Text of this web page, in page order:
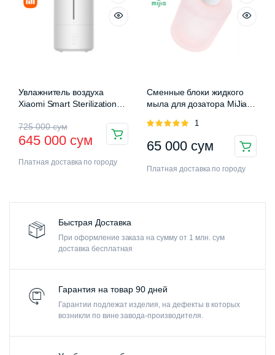
Быстрая Доставка
При оформление заказа на сумму от 1 млн. сум
доставка бесплатная
Гарантия на товар 90 дней
Гарантии подлежат изделия, на дефекты в которых
возникли по вине завода-производителя.
Увлажнитель воздуха
Xiaomi Smart Sterilization
725 000сум
645 000 сум
Платная доставка по городу
Сменные блоки жидкого
мыла для дозатора MiJia
Dispenser
Оценка
1
65 000 сум
Платная доставка по городу